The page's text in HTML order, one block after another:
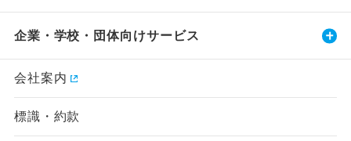
企業・学校・団体向けサービス
会社案内
標識・約款